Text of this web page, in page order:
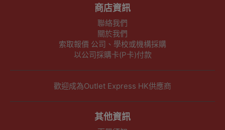
商店資訊
聯絡我們
關於我們
索取報價 公司、學校或機構採購
以公司採購卡(P卡)付款
歡迎成為Outlet Express HK供應商
其他資訊